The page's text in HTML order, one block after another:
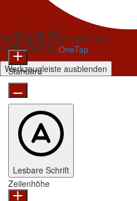
Barrierefreiheitsanpassungen
Präsentiert von OneTap
Werkzeugleiste ausblenden
Inhaltsmodule
Schriftgröße
Standard
Lesbare Schrift
Zeilenhöhe